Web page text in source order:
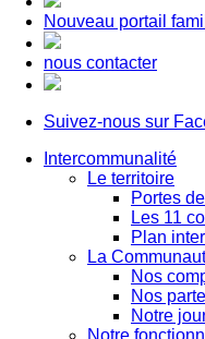
Nouveau portail
nous contacter
Suivez-nous sur
Intercommunalité
Le territoire
Portes
Les 11
Plan
La
Nos
Nos
Notre
Notre